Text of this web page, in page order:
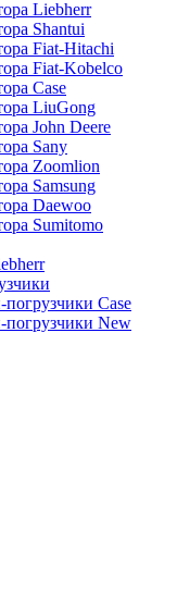
Liebherr
Shantui
Fiat-Hitachi
Fiat-Kobelco
Case
LiuGong
John Deere
Sany
Zoomlion
Samsung
Daewoo
Sumitomo
Case
погрузчики New